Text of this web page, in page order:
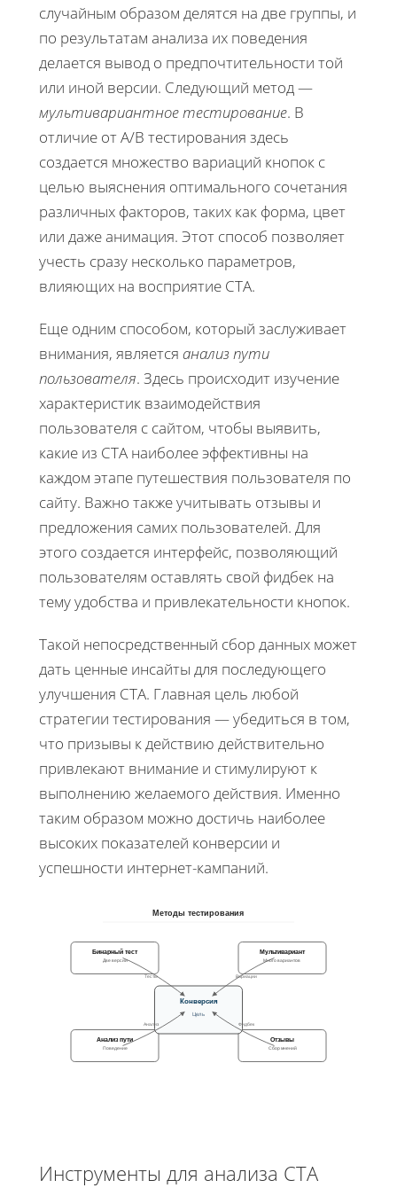
случайным образом делятся на две группы, и
по результатам анализа их поведения
делается вывод о предпочтительности той
или иной версии. Следующий метод —
мультивариантное тестирование. В
отличие от A/B тестирования здесь
создается множество вариаций кнопок с
целью выяснения оптимального сочетания
различных факторов, таких как форма, цвет
или даже анимация. Этот способ позволяет
учесть сразу несколько параметров,
влияющих на восприятие CTA.
Еще одним способом, который заслуживает
внимания, является анализ пути
пользователя. Здесь происходит изучение
характеристик взаимодействия
пользователя с сайтом, чтобы выявить,
какие из CTA наиболее эффективны на
каждом этапе путешествия пользователя по
сайту. Важно также учитывать отзывы и
предложения самих пользователей. Для
этого создается интерфейс, позволяющий
пользователям оставлять свой фидбек на
тему удобства и привлекательности кнопок.
Такой непосредственный сбор данных может
дать ценные инсайты для последующего
улучшения CTA. Главная цель любой
стратегии тестирования — убедиться в том,
что призывы к действию действительно
привлекают внимание и стимулируют к
выполнению желаемого действия. Именно
таким образом можно достичь наиболее
высоких показателей конверсии и
успешности интернет-кампаний.
Методы тестирования
Бинарный тест
Две версии
Мультивариант
Много вариантов
Анализ пути
Поведение
Отзывы
Сбор мнений
Конверсия
Цель
Тесты Вариации
Анализ Фидбек
Инструменты для анализа CTA